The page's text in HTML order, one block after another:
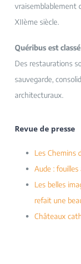
vraisemblablement
XIIème siècle.
Quéribus est
Des restaurations
sauvegarde,
architecturaux.
Revue de presse
Les Chemins
Aude :
Les belles
refait une
Châteaux